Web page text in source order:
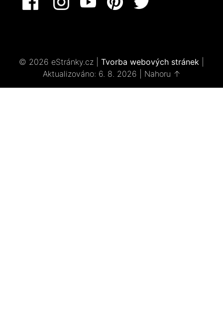
© 2026 eStránky.cz Tvorba webových stránek
Aktualizováno: 6. 8. 2026
Nahoru ↑